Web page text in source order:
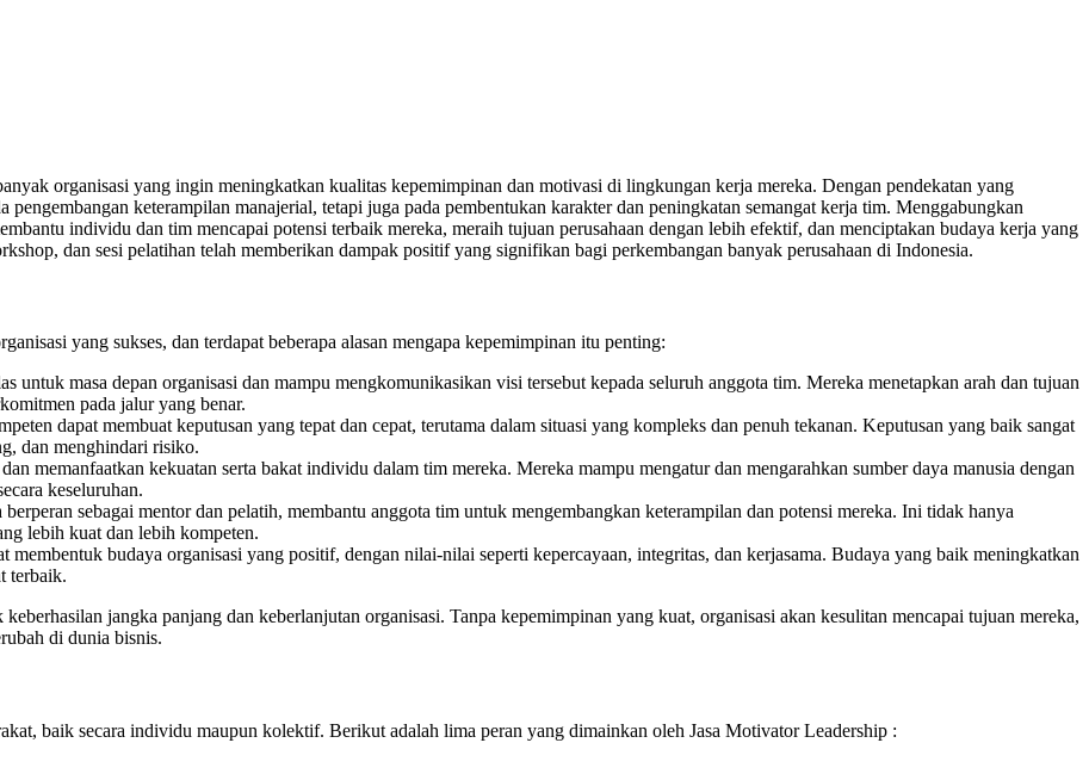
organisasi yang ingin meningkatkan kualitas kepemimpinan dan motivasi di lingkungan kerja mereka. Dengan pendekatan yang
keterampilan manajerial, tetapi juga pada pembentukan karakter dan peningkatan semangat kerja tim. Menggabungkan
individu dan tim mencapai potensi terbaik mereka, meraih tujuan perusahaan dengan lebih efektif, dan menciptakan budaya kerja yang
dan sesi pelatihan telah memberikan dampak positif yang signifikan bagi perkembangan banyak perusahaan di Indonesia.
yang sukses, dan terdapat beberapa alasan mengapa kepemimpinan itu penting:
untuk masa depan organisasi dan mampu mengkomunikasikan visi tersebut kepada seluruh anggota tim. Mereka menetapkan arah dan tujuan
pada jalur yang benar.
dapat membuat keputusan yang tepat dan cepat, terutama dalam situasi yang kompleks dan penuh tekanan. Keputusan yang baik sangat
dan menghindari risiko.
memanfaatkan kekuatan serta bakat individu dalam tim mereka. Mereka mampu mengatur dan mengarahkan sumber daya manusia dengan
keseluruhan.
sebagai mentor dan pelatih, membantu anggota tim untuk mengembangkan keterampilan dan potensi mereka. Ini tidak hanya
lebih kuat dan lebih kompeten.
membentuk budaya organisasi yang positif, dengan nilai-nilai seperti kepercayaan, integritas, dan kerjasama. Budaya yang baik meningkatkan
terbaik.
jangka panjang dan keberlanjutan organisasi. Tanpa kepemimpinan yang kuat, organisasi akan kesulitan mencapai tujuan mereka,
di dunia bisnis.
baik secara individu maupun kolektif. Berikut adalah lima peran yang dimainkan oleh Jasa Motivator Leadership :